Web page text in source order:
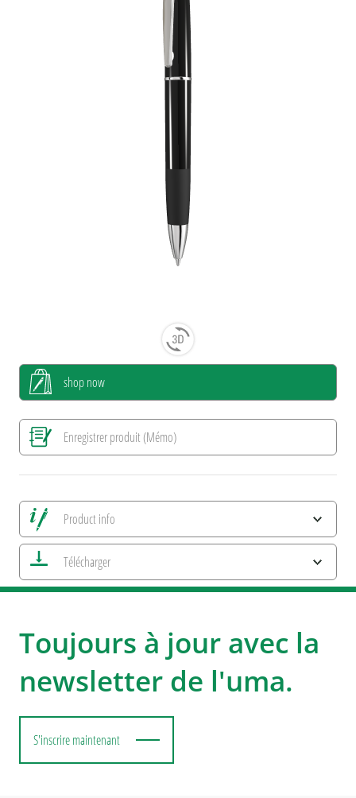
shop now
Enregistrer produit (Mémo)
Product info
Alle Ansichten speichern
Enregistrer image actuelle
Informations d'impression
Télécharger
Caractéristiques ESG et certifications des produits
Toujours à jour avec la
newsletter de l'uma.
S'inscrire maintenant